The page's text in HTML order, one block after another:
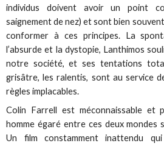
individus doivent avoir un point
saignement de nez) et sont bien
conformer à ces principes. La
l’absurde et la dystopie, Lanthimos
notre société, et ses tentations
grisâtre, les ralentis, sont au service
règles implacables.
Colin Farrell est méconnaissable et
homme égaré entre ces deux
Un film constamment inattendu